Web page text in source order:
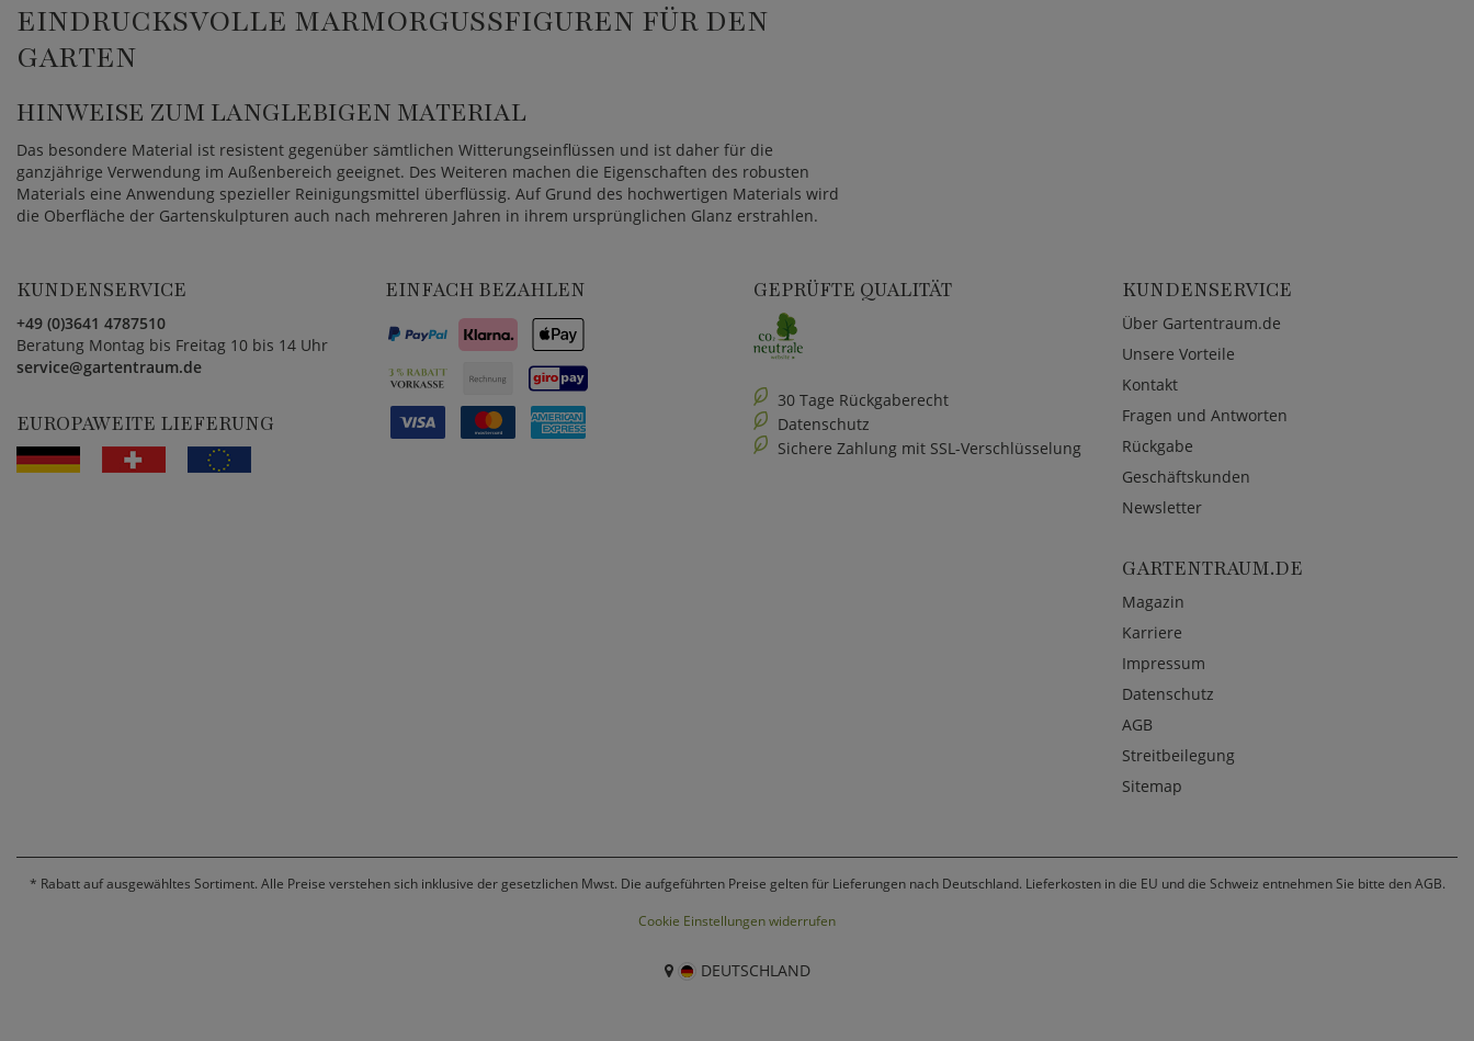
EINDRUCKSVOLLE MARMORGUSSFIGUREN FÜR DEN
GARTEN
HINWEISE ZUM LANGLEBIGEN MATERIAL
Das besondere Material ist resistent gegenüber sämtlichen Witterungseinflüssen und ist daher für die
ganzjährige Verwendung im Außenbereich geeignet. Des Weiteren machen die Eigenschaften des robusten
Materials eine Anwendung spezieller Reinigungsmittel überflüssig. Auf Grund des hochwertigen Materials wird
die Oberfläche der Gartenskulpturen auch nach mehreren Jahren in ihrem ursprünglichen Glanz erstrahlen.
KUNDENSERVICE
+49 (0)3641 4787510
Beratung Montag bis Freitag 10 bis 14 Uhr
service@gartentraum.de
EUROPAWEITE LIEFERUNG
EINFACH BEZAHLEN GEPRÜFTE QUALITÄT
30 Tage Rückgaberecht
Datenschutz
Sichere Zahlung mit SSL-Verschlüsselung
KUNDENSERVICE
Über Gartentraum.de
Unsere Vorteile
Kontakt
Fragen und Antworten
Rückgabe
Geschäftskunden
Newsletter
GARTENTRAUM.DE
Magazin
Karriere
Impressum
Datenschutz
AGB
Streitbeilegung
Sitemap
* Rabatt auf ausgewähltes Sortiment. Alle Preise verstehen sich inklusive der gesetzlichen Mwst. Die aufgeführten Preise gelten für Lieferungen nach Deutschland. Lieferkosten in die EU und die Schweiz entnehmen Sie bitte den AGB.
Cookie Einstellungen widerrufen
DEUTSCHLAND